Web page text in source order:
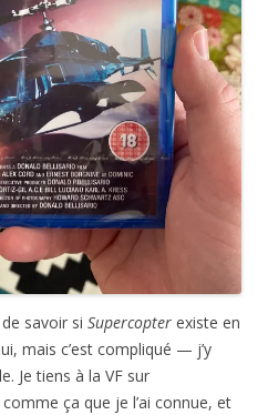
savoir si Supercopter existe en
mais c’est compliqué — j’y
Je tiens à la VF sur
comme ça que je l’ai connue, et